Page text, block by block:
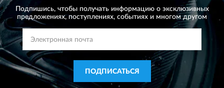
Подпишись, чтобы получать информацию о эксклюзивных
предложениях, поступлениях, событиях и многом другом
ПОДПИСАТЬСЯ